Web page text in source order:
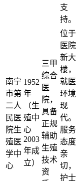
支
持。
南宁
市第
二人
民医
院生
殖医
学中
心
1952
年
（生
殖中
心
2003
年成
立）
三甲
综合
医
院，
具备
正规
辅助
生殖
技术
资
位于
医院
新大
楼，
就医
环境
现
代。
服务
态度
亲
切，
护士